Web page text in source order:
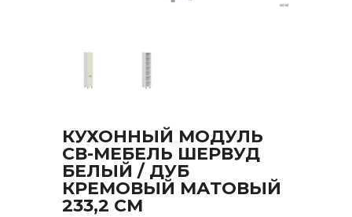
КУХОННЫЙ МОДУЛЬ
СВ-МЕБЕЛЬ ШЕРВУД
БЕЛЫЙ / ДУБ
КРЕМОВЫЙ МАТОВЫЙ
233,2 СМ